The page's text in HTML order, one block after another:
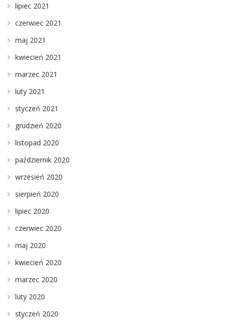
lipiec 2021
czerwiec 2021
maj 2021
kwiecień 2021
marzec 2021
luty 2021
styczeń 2021
grudzień 2020
listopad 2020
październik 2020
wrzesień 2020
sierpień 2020
lipiec 2020
czerwiec 2020
maj 2020
kwiecień 2020
marzec 2020
luty 2020
styczeń 2020